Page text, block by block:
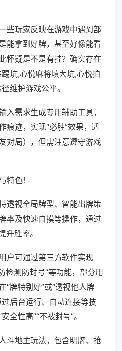
些玩家反映在游戏中遇到部
能拿到好牌，甚至好像能看
怀疑是不是有挂？确实存在
坑,心悦麻将填大坑,心悦拍
维护游戏公平。
入需求生成专用辅助工具，
痕迹，实现“必胜”效果，适
对局），但需注意遵守游戏
特色！
透视全局牌型、智能出牌策
率及快速自摸等操作，通过
升胜率。
户可通过第三方软件实现
检测防封号”等功能，部分用
“牌特别好”或“透视他人牌
后台运行、自动连接等技
全性高”“不被封号”。
斗地主玩法，包含明牌、抢